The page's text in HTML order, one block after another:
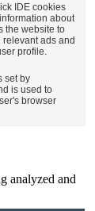
IDE cookies
about
the website to
relevant ads and
profile.
set by
is used to
browser
analyzed and